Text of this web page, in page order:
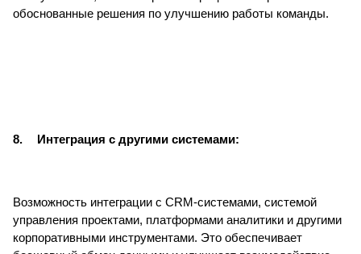
обоснованные решения по улучшению работы команды.
8. Интеграция с другими системами:
Возможность интеграции с CRM-системами, системой
управления проектами, платформами аналитики и другими
корпоративными инструментами. Это обеспечивает